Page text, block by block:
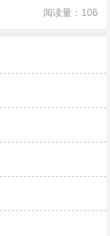
阅读量：106